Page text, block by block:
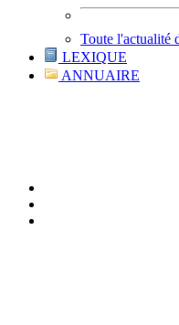
Toute l'actualité
LEXIQUE
ANNUAIRE